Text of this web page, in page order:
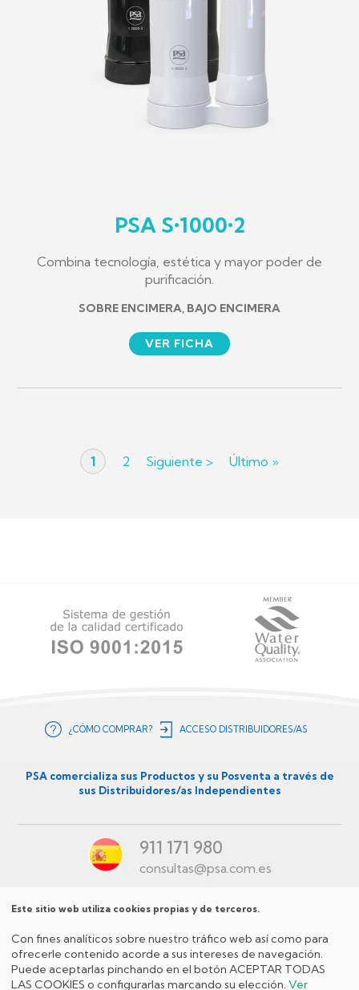
PSA S•1000•2
Combina tecnología, estética y mayor poder de
purificación.
SOBRE ENCIMERA, BAJO ENCIMERA
VER FICHA
Página
actual
1 Página
2
Siguiente
Siguiente >
Última
Último »
secundario
¿CÓMO COMPRAR? ACCESO DISTRIBUIDORES/AS
PSA comercializa sus Productos y su Posventa a través de
sus Distribuidores/as Independientes
911 171 980
consultas@psa.com.es
Redes
Sociales
Este sitio web utiliza cookies propias y de terceros.
Con fines analíticos sobre nuestro tráfico web así como para
ofrecerle contenido acorde a sus intereses de navegación.
Puede aceptarlas pinchando en el botón ACEPTAR TODAS
LAS COOKIES o configurarlas marcando su elección. Ver